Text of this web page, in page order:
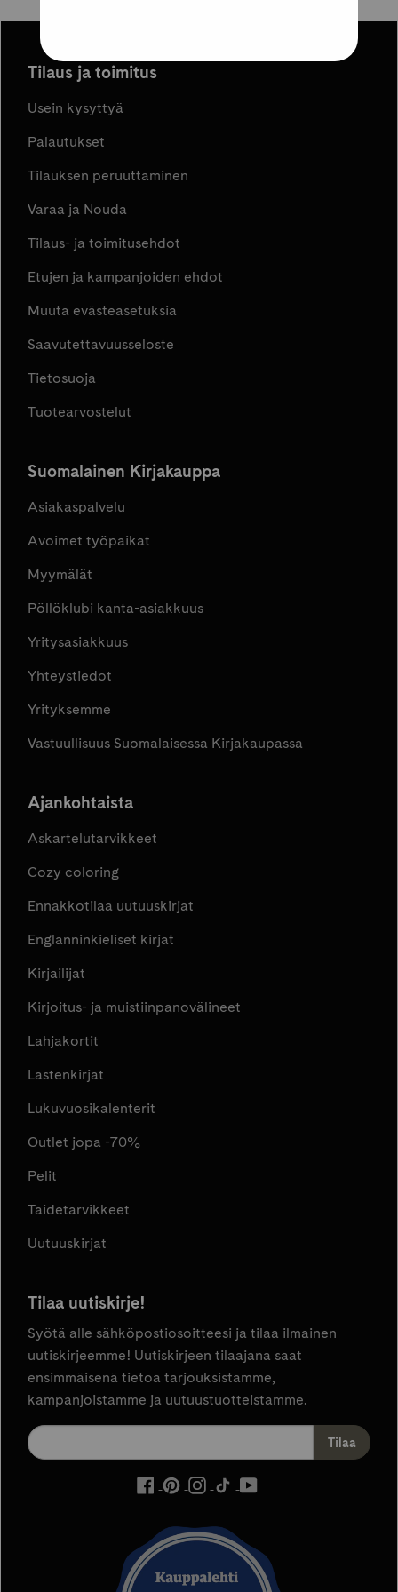
Tilaus ja toimitus
Usein kysyttyä
Palautukset
Tilauksen peruuttaminen
Varaa ja Nouda
Tilaus- ja toimitusehdot
Etujen ja kampanjoiden ehdot
Muuta evästeasetuksia
Saavutettavuusseloste
Tietosuoja
Tuotearvostelut
Suomalainen Kirjakauppa
Asiakaspalvelu
Avoimet työpaikat
Myymälät
Pöllöklubi kanta-asiakkuus
Yritysasiakkuus
Yhteystiedot
Yrityksemme
Vastuullisuus Suomalaisessa Kirjakaupassa
Ajankohtaista
Askartelutarvikkeet
Cozy coloring
Ennakkotilaa uutuuskirjat
Englanninkieliset kirjat
Kirjailijat
Kirjoitus- ja muistiinpanovälineet
Lahjakortit
Lastenkirjat
Lukuvuosikalenterit
Outlet jopa -70%
Pelit
Taidetarvikkeet
Uutuuskirjat
Tilaa uutiskirje!
Syötä alle sähköpostiosoitteesi ja tilaa ilmainen
uutiskirjeemme! Uutiskirjeen tilaajana saat
ensimmäisenä tietoa tarjouksistamme,
kampanjoistamme ja uutuustuotteistamme.
ulkoinen
avautuu
uuteen
välilehteen
ulkoinen
avautuu
uuteen
välilehteen
ulkoinen
avautuu
uuteen
välilehteen
ulkoinen
uuteen
välilehteen
välilehteen